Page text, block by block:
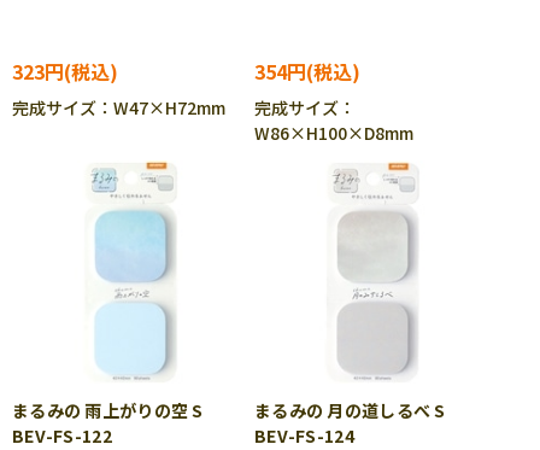
323円
完成サイズ：W47×H72mm
354円
完成サイズ：
W86×H100×D8mm
まるみの 雨上がりの空 S
BEV-FS-122
まるみの 月の道しるべ S
BEV-FS-124